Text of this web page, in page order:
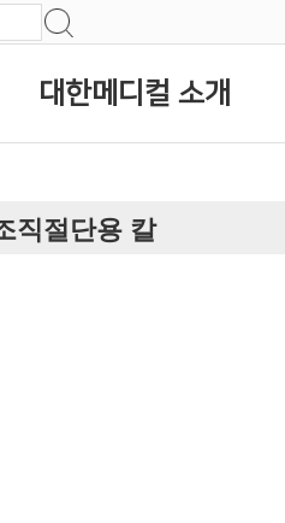
대한메디컬 소개
직절단용 칼